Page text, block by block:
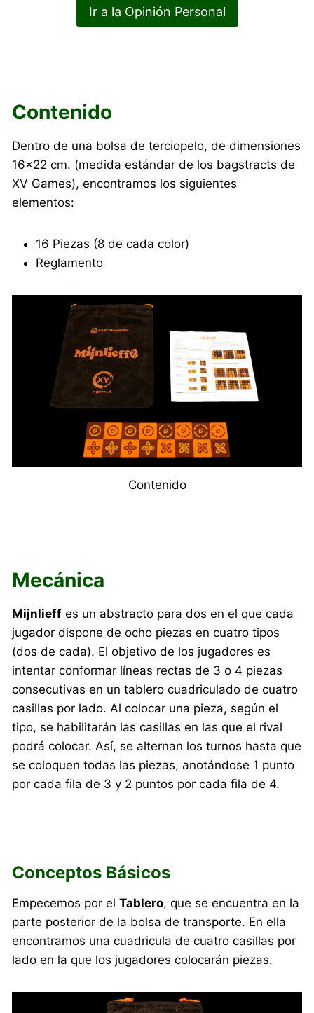
Ir a la Opinión Personal
Contenido
Dentro de una bolsa de terciopelo, de dimensiones
16×22 cm. (medida estándar de los bagstracts de
XV Games), encontramos los siguientes
elementos:
16 Piezas (8 de cada color)
Reglamento
Contenido
Mecánica
Mijnlieff es un abstracto para dos en el que cada
jugador dispone de ocho piezas en cuatro tipos
(dos de cada). El objetivo de los jugadores es
intentar conformar líneas rectas de 3 o 4 piezas
consecutivas en un tablero cuadriculado de cuatro
casillas por lado. Al colocar una pieza, según el
tipo, se habilitarán las casillas en las que el rival
podrá colocar. Así, se alternan los turnos hasta que
se coloquen todas las piezas, anotándose 1 punto
por cada fila de 3 y 2 puntos por cada fila de 4.
Conceptos Básicos
Empecemos por elTablero, que se encuentra en la
parte posterior de la bolsa de transporte. En ella
encontramos una cuadricula de cuatro casillas por
lado en la que los jugadores colocarán piezas.